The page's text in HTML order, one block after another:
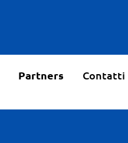
Partners Contatti